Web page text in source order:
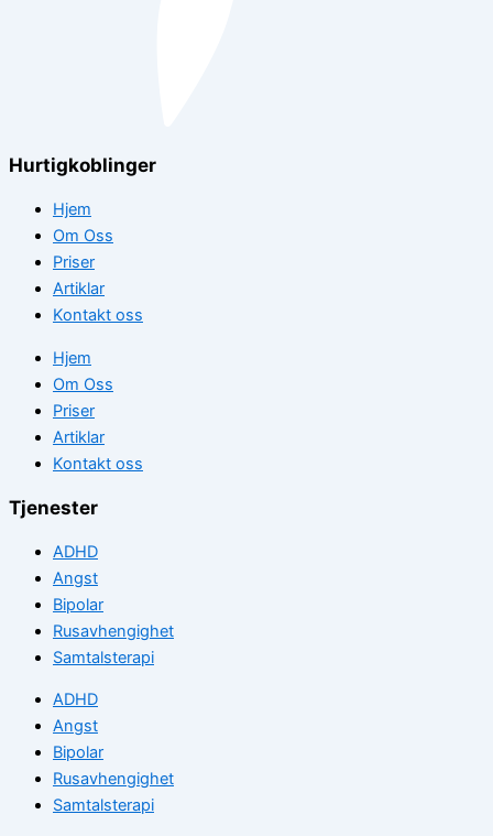
Hurtigkoblinger
Hjem
Om Oss
Priser
Artiklar
Kontakt oss
Hjem
Om Oss
Priser
Artiklar
Kontakt oss
Tjenester
ADHD
Angst
Bipolar
Rusavhengighet
Samtalsterapi
ADHD
Angst
Bipolar
Rusavhengighet
Samtalsterapi